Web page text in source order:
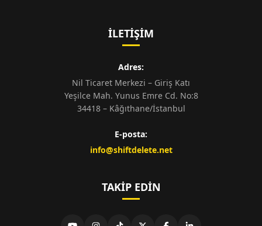
İLETIŞIM
Adres:
Nil Ticaret Merkezi – Giriş Katı
Yeşilce Mah. Yunus Emre Cd. No:8
34418 – Kâğıthane/İstanbul
E-posta:
info@shiftdelete.net
TAKIP EDIN